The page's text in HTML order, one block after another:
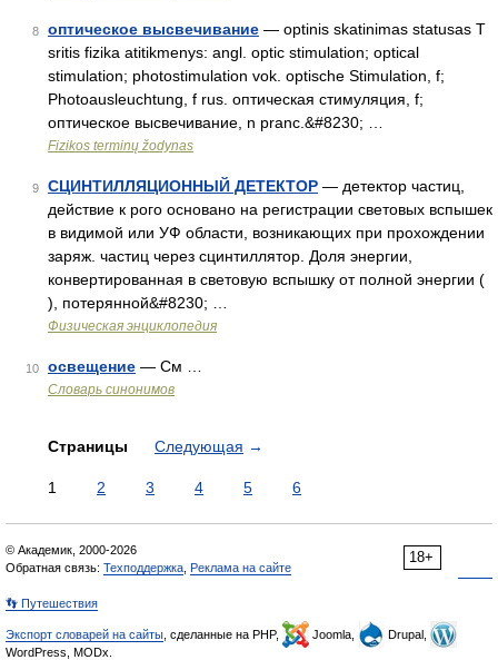
8 оптическое высвечивание — optinis skatinimas statusas T
sritis fizika atitikmenys: angl. optic stimulation; optical
stimulation; photostimulation vok. optische Stimulation, f;
Photoausleuchtung, f rus. оптическая стимуляция, f;
оптическое высвечивание, n pranc.&#8230; …
Fizikos terminų žodynas
9 СЦИНТИЛЛЯЦИОННЫЙ ДЕТЕКТОР — детектор частиц,
действие к рого основано на регистрации световых вспышек
в видимой или УФ области, возникающих при прохождении
заряж. частиц через сцинтиллятор. Доля энергии,
конвертированная в световую вспышку от полной энергии (
), потерянной&#8230; …
Физическая энциклопедия
10 освещение — См …
Словарь синонимов
Страницы Следующая →
1 2 3 4 5 6
18+
© Академик, 2000-2026
Обратная связь: Техподдержка Реклама на сайте
👣 Путешествия
Экспорт словарей на сайты , сделанные на PHP, Joomla,
Drupal,
WordPress, MODx.